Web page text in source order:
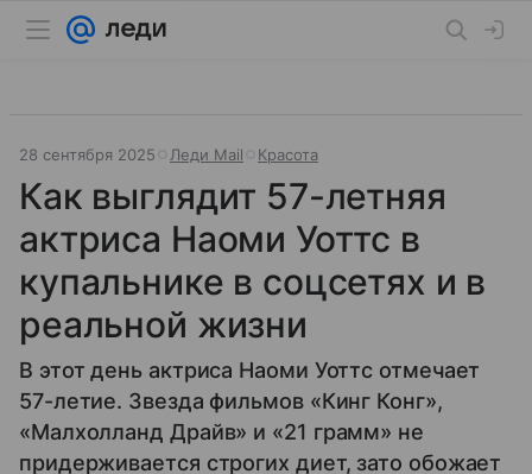
28 сентября 2025 Леди Mail Красота
Как выглядит 57-летняя
актриса Наоми Уоттс в
купальнике в соцсетях и в
реальной жизни
В этот день актриса Наоми Уоттс отмечает
57-летие. Звезда фильмов «Кинг Конг»,
«Малхолланд Драйв» и «21 грамм» не
придерживается строгих диет, зато обожает